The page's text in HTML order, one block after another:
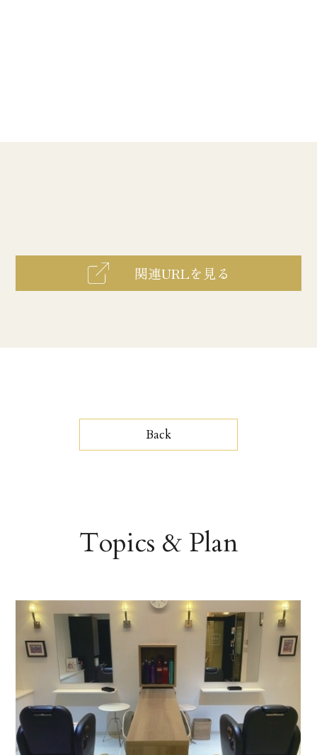
関連URLを見る
Back
Topics & Plan